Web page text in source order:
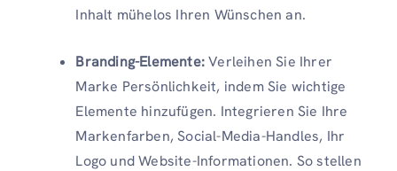
Inhalt mühelos Ihren Wünschen an.
Branding-Elemente:Verleihen Sie Ihrer
Marke Persönlichkeit, indem Sie wichtige
Elemente hinzufügen. Integrieren Sie Ihre
Markenfarben, Social-Media-Handles, Ihr
Logo und Website-Informationen. So stellen